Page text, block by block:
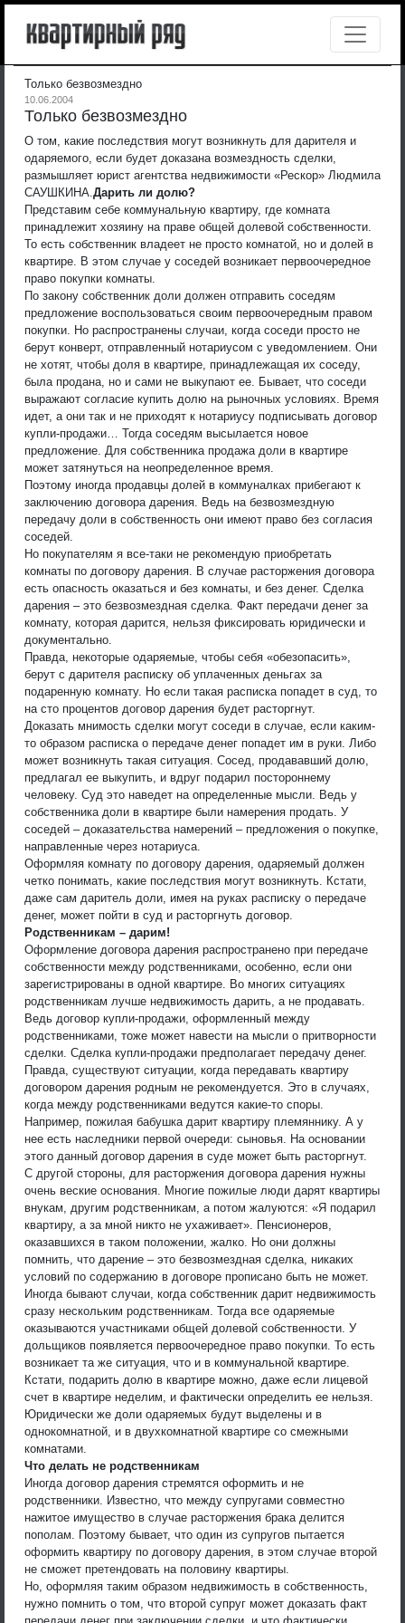
Только безвозмездно
10.06.2004
Только безвозмездно
О том, какие последствия могут возникнуть для дарителя и
одаряемого, если будет доказана возмездность сделки,
размышляет юрист агентства недвижимости «Рескор» Людмила
САУШКИНА. Дарить ли долю?
Представим себе коммунальную квартиру, где комната
принадлежит хозяину на праве общей долевой собственности.
То есть собственник владеет не просто комнатой, но и долей в
квартире. В этом случае у соседей возникает первоочередное
право покупки комнаты.
По закону собственник доли должен отправить соседям
предложение воспользоваться своим первоочередным правом
покупки. Но распространены случаи, когда соседи просто не
берут конверт, отправленный нотариусом с уведомлением. Они
не хотят, чтобы доля в квартире, принадлежащая их соседу,
была продана, но и сами не выкупают ее. Бывает, что соседи
выражают согласие купить долю на рыночных условиях. Время
идет, а они так и не приходят к нотариусу подписывать договор
купли-продажи… Тогда соседям высылается новое
предложение. Для собственника продажа доли в квартире
может затянуться на неопределенное время.
Поэтому иногда продавцы долей в коммуналках прибегают к
заключению договора дарения. Ведь на безвозмездную
передачу доли в собственность они имеют право без согласия
соседей.
Но покупателям я все-таки не рекомендую приобретать
комнаты по договору дарения. В случае расторжения договора
есть опасность оказаться и без комнаты, и без денег. Сделка
дарения – это безвозмездная сделка. Факт передачи денег за
комнату, которая дарится, нельзя фиксировать юридически и
документально.
Правда, некоторые одаряемые, чтобы себя «обезопасить»,
берут с дарителя расписку об уплаченных деньгах за
подаренную комнату. Но если такая расписка попадет в суд, то
на сто процентов договор дарения будет расторгнут.
Доказать мнимость сделки могут соседи в случае, если каким-
то образом расписка о передаче денег попадет им в руки. Либо
может возникнуть такая ситуация. Сосед, продававший долю,
предлагал ее выкупить, и вдруг подарил постороннему
человеку. Суд это наведет на определенные мысли. Ведь у
собственника доли в квартире были намерения продать. У
соседей – доказательства намерений – предложения о покупке,
направленные через нотариуса.
Оформляя комнату по договору дарения, одаряемый должен
четко понимать, какие последствия могут возникнуть. Кстати,
даже сам даритель доли, имея на руках расписку о передаче
денег, может пойти в суд и расторгнуть договор.
Родственникам – дарим!
Оформление договора дарения распространено при передаче
собственности между родственниками, особенно, если они
зарегистрированы в одной квартире. Во многих ситуациях
родственникам лучше недвижимость дарить, а не продавать.
Ведь договор купли-продажи, оформленный между
родственниками, тоже может навести на мысли о притворности
сделки. Сделка купли-продажи предполагает передачу денег.
Правда, существуют ситуации, когда передавать квартиру
договором дарения родным не рекомендуется. Это в случаях,
когда между родственниками ведутся какие-то споры.
Например, пожилая бабушка дарит квартиру племяннику. А у
нее есть наследники первой очереди: сыновья. На основании
этого данный договор дарения в суде может быть расторгнут.
С другой стороны, для расторжения договора дарения нужны
очень веские основания. Многие пожилые люди дарят квартиры
внукам, другим родственникам, а потом жалуются: «Я подарил
квартиру, а за мной никто не ухаживает». Пенсионеров,
оказавшихся в таком положении, жалко. Но они должны
помнить, что дарение – это безвозмездная сделка, никаких
условий по содержанию в договоре прописано быть не может.
Иногда бывают случаи, когда собственник дарит недвижимость
сразу нескольким родственникам. Тогда все одаряемые
оказываются участниками общей долевой собственности. У
дольщиков появляется первоочередное право покупки. То есть
возникает та же ситуация, что и в коммунальной квартире.
Кстати, подарить долю в квартире можно, даже если лицевой
счет в квартире неделим, и фактически определить ее нельзя.
Юридически же доли одаряемых будут выделены и в
однокомнатной, и в двухкомнатной квартире со смежными
комнатами.
Что делать не родственникам
Иногда договор дарения стремятся оформить и не
родственники. Известно, что между супругами совместно
нажитое имущество в случае расторжения брака делится
пополам. Поэтому бывает, что один из супругов пытается
оформить квартиру по договору дарения, в этом случае второй
не сможет претендовать на половину квартиры.
Но, оформляя таким образом недвижимость в собственность,
нужно помнить о том, что второй супруг может доказать факт
передачи денег при заключении сделки, и что фактически